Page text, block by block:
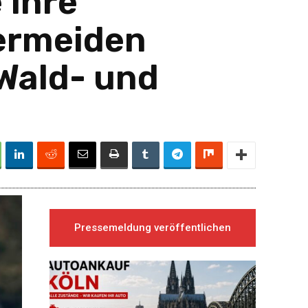
und
Pressemeldung veröffentlichen